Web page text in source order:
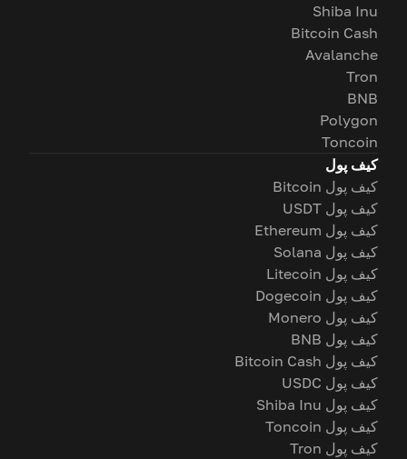
Shiba Inu
Bitcoin Cash
Avalanche
Tron
BNB
Polygon
Toncoin
کیف پول
کیف پول Bitcoin
کیف پول USDT
کیف پول Ethereum
کیف پول Solana
کیف پول Litecoin
کیف پول Dogecoin
کیف پول Monero
کیف پول BNB
کیف پول Bitcoin Cash
کیف پول USDC
کیف پول Shiba Inu
کیف پول Toncoin
کیف پول Tron